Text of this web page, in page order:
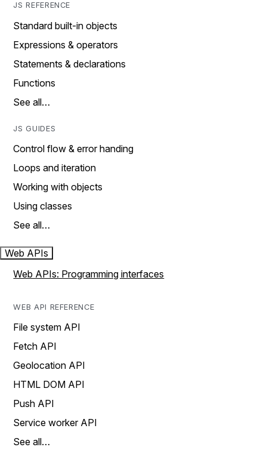
JS REFERENCE
Standard built-in objects
Expressions & operators
Statements & declarations
Functions
See all…
JS GUIDES
Control flow & error handing
Loops and iteration
Working with objects
Using classes
See all…
Web APIs
Web APIs: Programming interfaces
WEB API REFERENCE
File system API
Fetch API
Geolocation API
HTML DOM API
Push API
Service worker API
See all…